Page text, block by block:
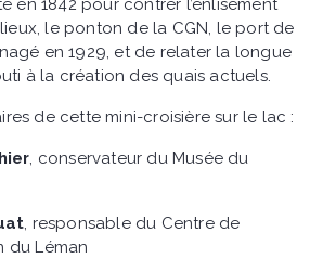
le ponton de la CGN, le port de
en 1929, et de relater la longue
à la création des quais actuels.
de cette mini-croisière sur le lac :
, conservateur du Musée du
, responsable du Centre de
du Léman